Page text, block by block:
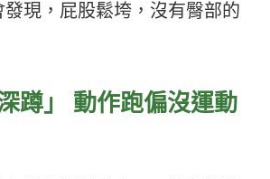
現，屁股鬆垮，沒有臀部的
蹲」 動作跑偏沒運動